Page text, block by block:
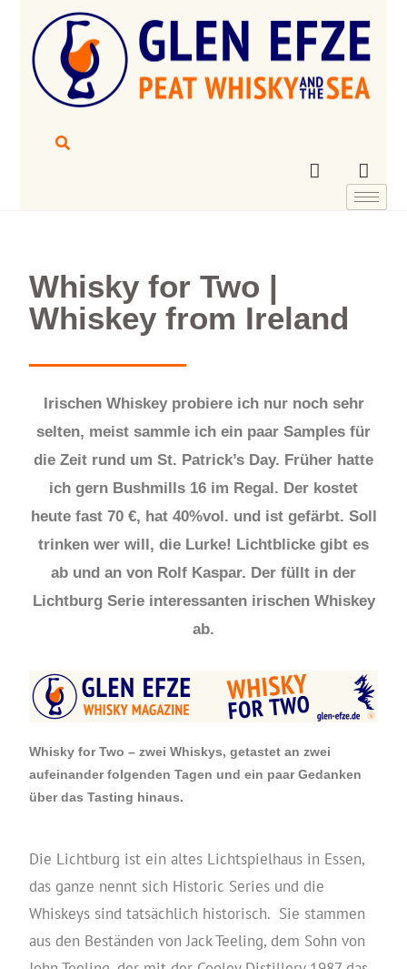
Whisky for Two |
Whiskey from Ireland
Irischen Whiskey probiere ich nur noch sehr
selten, meist sammle ich ein paar Samples für
die Zeit rund um St. Patrick’s Day. Früher hatte
ich gern Bushmills 16 im Regal. Der kostet
heute fast 70 €, hat 40%vol. und ist gefärbt. Soll
trinken wer will, die Lurke! Lichtblicke gibt es
ab und an von Rolf Kaspar. Der füllt in der
Lichtburg Serie interessanten irischen Whiskey
ab.
Whisky for Two – zwei Whiskys, getastet an zwei
aufeinander folgenden Tagen und ein paar Gedanken
über das Tasting hinaus.
Die Lichtburg ist ein altes Lichtspielhaus in Essen,
das ganze nennt sich Historic Series und die
Whiskeys sind tatsächlich historisch. Sie stammen
aus den Beständen von Jack Teeling, dem Sohn von